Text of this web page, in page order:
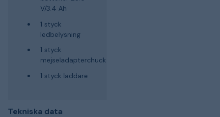
V/3.4 Ah
1 styck
ledbelysning
1 styck
mejseladapterchuck
1 styck laddare
Tekniska data